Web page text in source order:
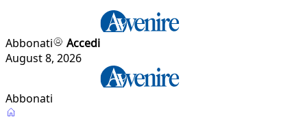
Abbonati
Accedi
August 8, 2026
Abbonati